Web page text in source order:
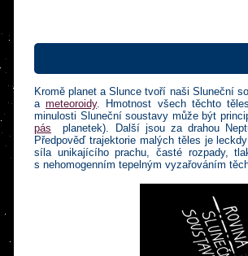
Kromě planet a Slunce tvoří naši Sluneční
ameteoroidy. Hmotnost všech těchto
minulosti Sluneční soustavy může být
pás planetek). Další jsou za drahou
Předpověď trajektorie malých těles je
síla unikajícího prachu, časté rozpady,
s nehomogenním tepelným vyzařováním